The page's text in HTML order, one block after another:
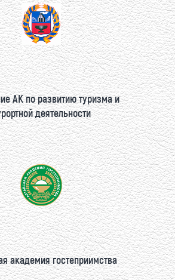
АК по развитию туризма и
деятельности
академия гостеприимства